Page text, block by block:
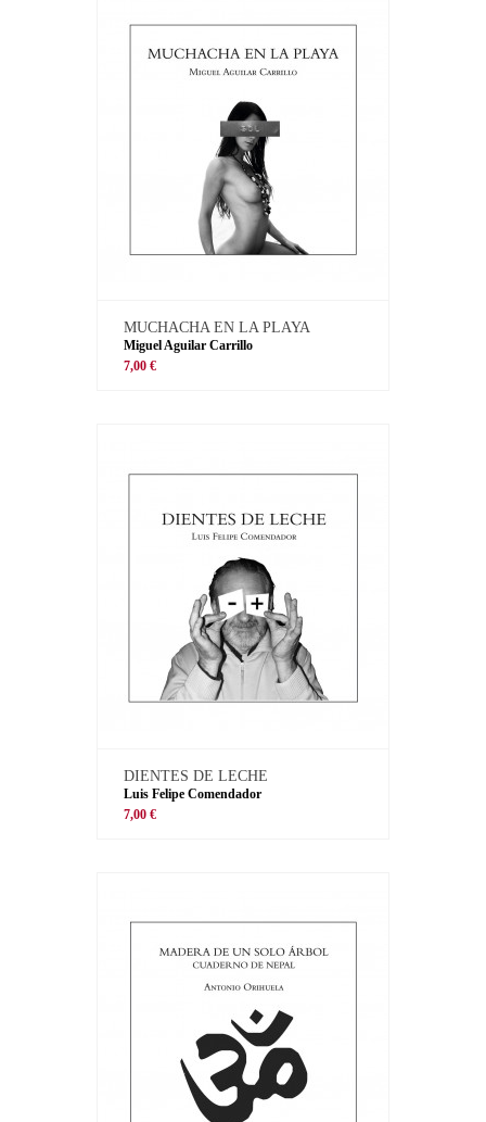
MUCHACHA EN LA PLAYA
Miguel Aguilar Carrillo
7,00 €
DIENTES DE LECHE
Luis Felipe Comendador
7,00 €